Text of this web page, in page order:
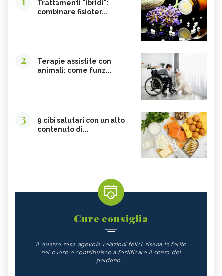
Trattamenti "ibridi":
combinare fisioter...
2
Terapie assistite con
animali: come funz...
3
9 cibi salutari con un alto
contenuto di...
Cure consiglia
Il quarzo rosa agevola relazioni felici, risana le ferite
nel cuore e contribuisce a fortificare il senso del
perdono.